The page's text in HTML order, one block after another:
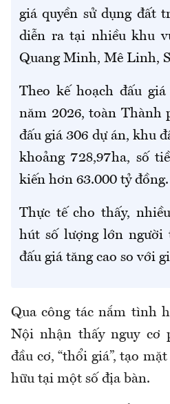
giá quyền sử dụng đất
diễn ra tại nhiều khu
Quang Minh, Mê Linh,
Theo kế hoạch đấu
năm 2026, toàn Thành
đấu giá 306 dự án, khu
khoảng 728,97ha, số
kiến hơn 63.000 tỷ đồng.
Thực tế cho thấy,
hút số lượng lớn người
đấu giá tăng cao so với
Qua công tác nắm tình
Nội nhận thấy nguy cơ
đầu cơ, “thổi giá”, tạo
hữu tại một số địa bàn.